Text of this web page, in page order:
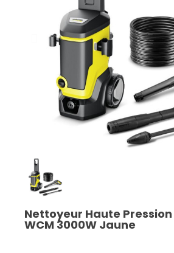
Nettoyeur Haute Pression
WCM 3000W Jaune